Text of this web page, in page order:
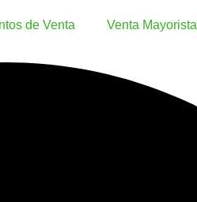
de Venta Venta Mayorista